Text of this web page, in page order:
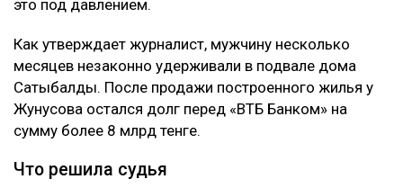
это под давлением.
Как утверждает журналист, мужчину несколько
месяцев незаконно удерживали в подвале дома
Сатыбалды. После продажи построенного жилья у
Жунусова остался долг перед «ВТБ Банком» на
сумму более 8 млрд тенге.
Что решила судья